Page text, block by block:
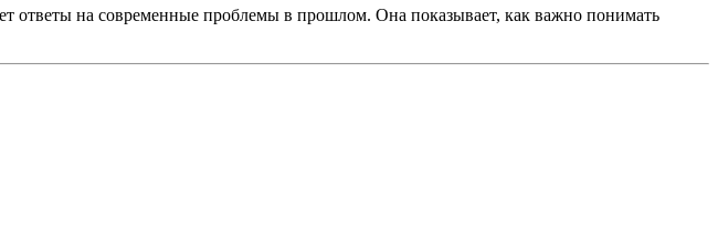
ответы на современные проблемы в прошлом. Она показывает, как важно понимать